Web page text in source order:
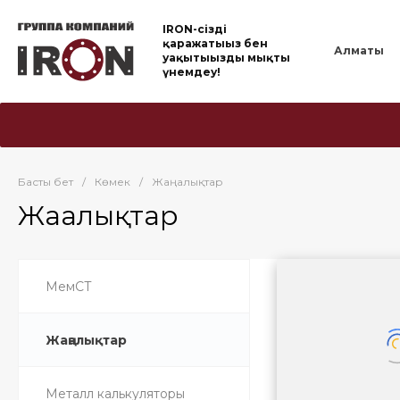
IRON-cіздің
қаражатыңыз бен
уақытыңызды мықты
үнемдеу!
Алматы
Басты бет / Көмек / Жаңалықтар
Жаңалықтар
МемСТ
Жаңалықтар
Металл калькуляторы